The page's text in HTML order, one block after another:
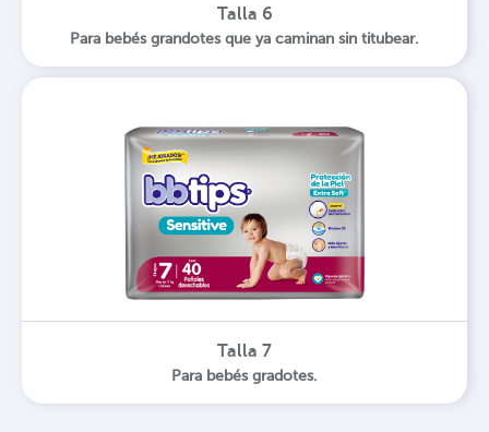
Talla 6
Para bebés grandotes que ya caminan sin titubear.
Talla 7
Para bebés gradotes.